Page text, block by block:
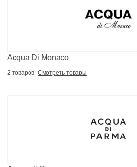
Acqua Di Monaco
2 товаров Смотреть товары